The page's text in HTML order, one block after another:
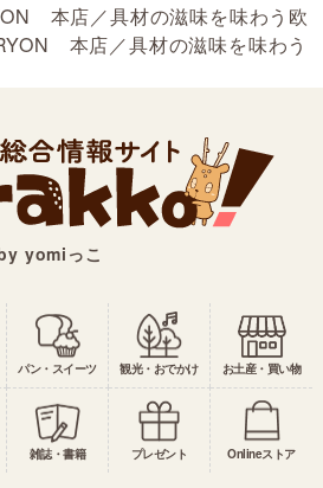
本店／具材の滋味を味わう欧
本店／具材の滋味を味わう
yomiっこ
パン・スイーツ 観光・おでかけ お土産・買い物
雑誌・書籍 プレゼント Onlineストア